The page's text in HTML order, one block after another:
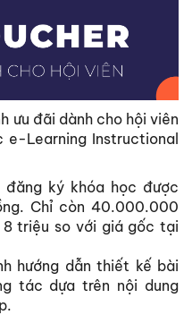
ưu đãi dành cho hội viên
e-Learning Instructional
đăng ký khóa học được
Chỉ còn 40.000.000
triệu so với giá gốc tại
hướng dẫn thiết kế bài
tác dựa trên nội dung